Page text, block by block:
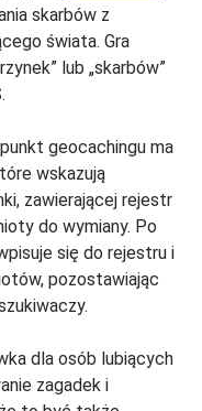
skarbów z
świata. Gra
lub „skarbów”
geocachingu ma
wskazują
zawierającej rejestr
do wymiany. Po
się do rejestru i
pozostawiając
dla osób lubiących
zagadek i